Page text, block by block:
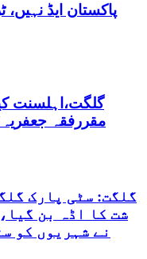
پاکستان ایڈ
مقررفقہ جعفریہ کیلئے
گلگت: سٹی پارک
شت کا اڈہ بن
نے شہریوں کو